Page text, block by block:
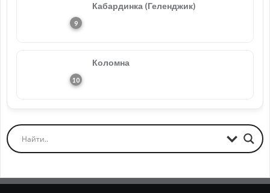
Кабардинка (Геленджик)
Коломна